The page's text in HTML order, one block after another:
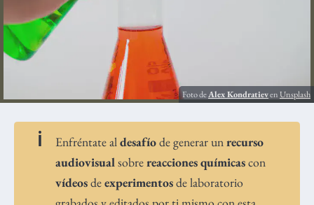
Foto deAlex KondratievenUnsplash
Enfréntate aldesafíode generar unrecurso
audiovisualsobrereacciones químicascon
vídeosdeexperimentosde laboratorio